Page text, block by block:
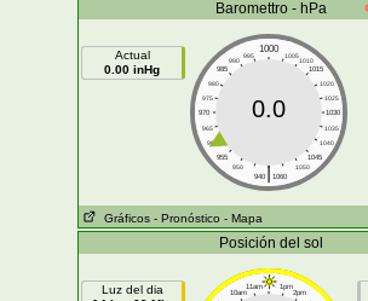
Baromettro - hPa
Actual
0.00 inHg
1000
995 1005
990
1010
985
1015
980
1020
975
1025
970
1030
965
1035
960
1040
955
1045
950
1050
|
940 1060
0.0
Gráficos - Pronóstico - Mapa
Posición del sol
Luz del dia
11am 1pm
10am 2pm